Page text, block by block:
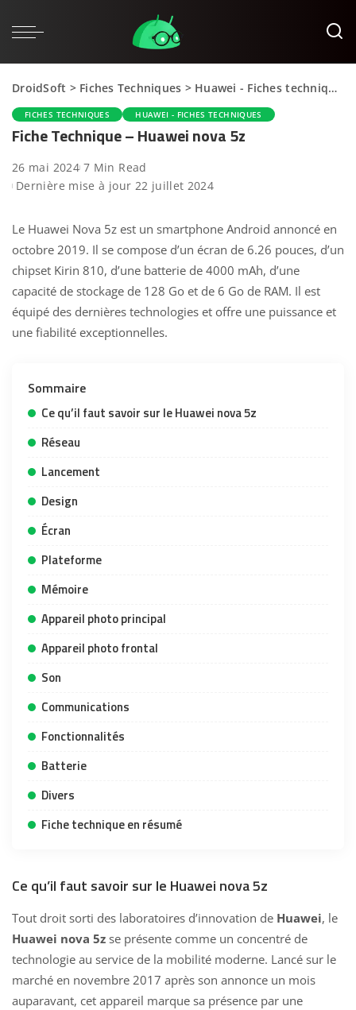
DroidSoft > Fiches Techniques > Huawei - Fiches techniques
FICHES TECHNIQUES HUAWEI - FICHES TECHNIQUES
Fiche Technique – Huawei nova 5z
26 mai 2024 7 Min Read
Dernière mise à jour 22 juillet 2024
Le Huawei Nova 5z est un smartphone Android annoncé en
octobre 2019. Il se compose d’un écran de 6.26 pouces, d’un
chipset Kirin 810, d’une batterie de 4000 mAh, d’une
capacité de stockage de 128 Go et de 6 Go de RAM. Il est
équipé des dernières technologies et offre une puissance et
une fiabilité exceptionnelles.
Sommaire
Ce qu’il faut savoir sur le Huawei nova 5z
Réseau
Lancement
Design
Écran
Plateforme
Mémoire
Appareil photo principal
Appareil photo frontal
Son
Communications
Fonctionnalités
Batterie
Divers
Fiche technique en résumé
Ce qu’il faut savoir sur le Huawei nova 5z
Tout droit sorti des laboratoires d’innovation de Huawei, le
Huawei nova 5z se présente comme un concentré de
technologie au service de la mobilité moderne. Lancé sur le
marché en novembre 2017 après son annonce un mois
auparavant, cet appareil marque sa présence par une